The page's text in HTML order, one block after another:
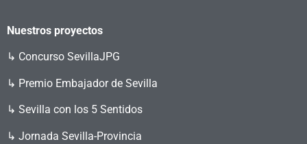
Nuestros proyectos
↳ Concurso SevillaJPG
↳ Premio Embajador de Sevilla
↳ Sevilla con los 5 Sentidos
↳ Jornada Sevilla-Provincia